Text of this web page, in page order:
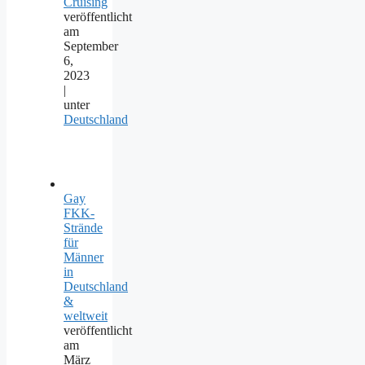
veröffentlicht
am
September
6,
2023
|
unter
Deutschland
Gay
FKK-
Strände
für
Männer
in
Deutschland
&
weltweit
veröffentlicht
am
März